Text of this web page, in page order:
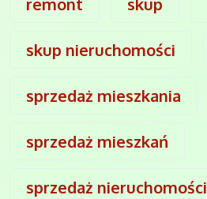
remont skup
skup nieruchomości
sprzedaż mieszkania
sprzedaż mieszkań
sprzedaż nieruchomości